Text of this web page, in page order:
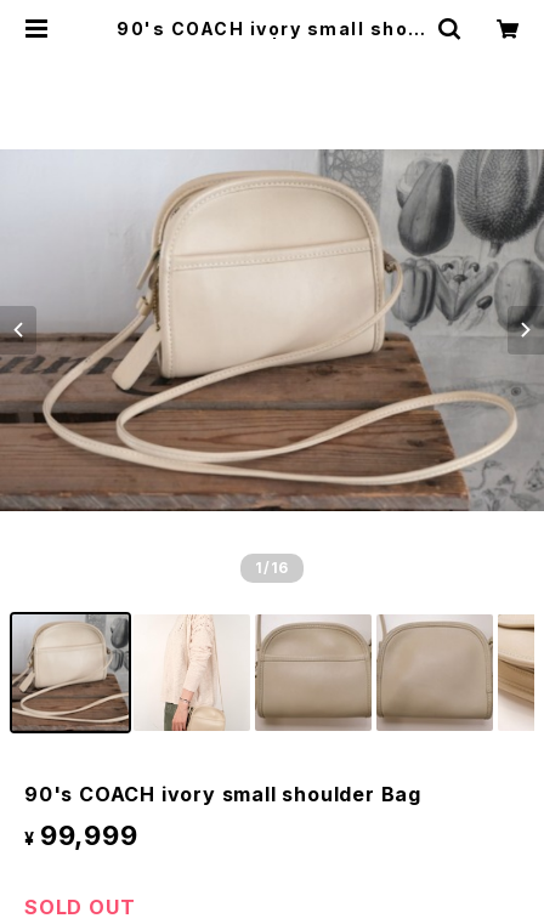
90's COACH ivory small shoul
1 /16
90's COACH ivory small shoulder Bag
¥ 99,999
SOLD OUT